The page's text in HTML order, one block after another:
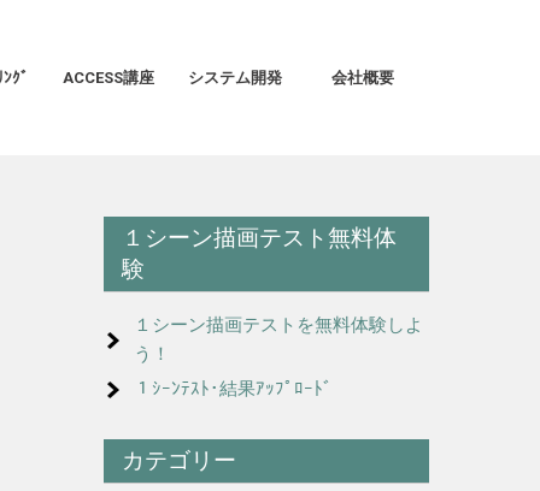
ｸﾞ ACCESS講座 システム開発 会社概要
１シーン描画テスト無料体
験
１シーン描画テストを無料体験しよ
う！
１ｼｰﾝﾃｽﾄ･結果ｱｯﾌﾟﾛｰﾄﾞ
カテゴリー